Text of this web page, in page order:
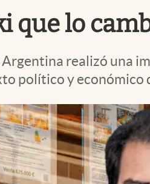
que lo
realizó una
político y económico